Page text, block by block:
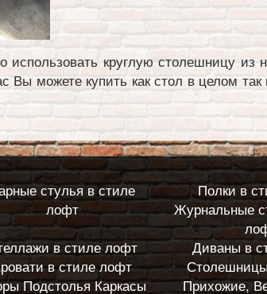
круглую столешницу из
можете купить как стол в целом
стулья в стиле
лофт
Полки в
Журнальные
в стиле лофт
Диваны в
в стиле лофт
Подстолья Каркасы Прихожие,